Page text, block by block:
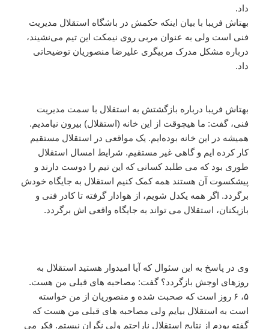
داد.
بهتاش فریبا با بیان اینکه حکمش در باشگاه استقلال مدیریت
فنی است ولی به عنوان مربی روی نیمکت این تیم می‌نشیند،
درباره مشکل مدرک مربیگری علیرضا منصوریان توضیحاتی
داد.
بهتاش فریبا درباره بازگشتش به استقلال با سمت مدیریت
فنی، گفت: ما هیچوقت از این خانه (استقلال) بیرون نیامدیم.
همیشه در این خانه بوده‌ایم. یک مواقعی در استقلال مستقیم
کار کرده ایم و گاهی غیر مستقیم. شرایط امسال استقلال
طوری بود که می طلبد کسانی که این تیم را دوست دارند و
پیشکسوت آن هستند همه کمک کنیم استقلال به جایگاه خودش
برگردد. اگر همه یکدل شویم، از هوادار گرفته تا کادر فنی و
بازیکنان، استقلال می تواند به جایگاه واقعی اش برگردد.
وی در پاسخ به این سئوال که آیا امیدوار هستید استقلال به
روزهای اوجش بازگردد؟ گفت: مصاحبه های قبلی من هست.
۵، ۶ روز است که صحبت شده و منصوریان از من خواسته
است به استقلال بیایم ولی مصاحبه های قبلی من هست که
گفته بودم از نتایج استقلال ناراحتم ولی نگران نیستم. فکر می